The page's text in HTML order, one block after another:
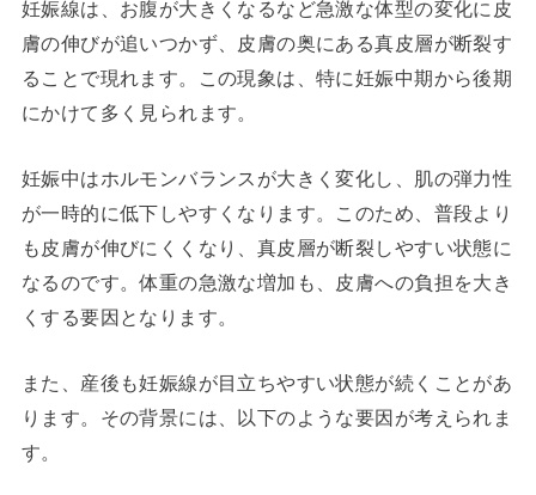
妊娠線は、お腹が大きくなるなど急激な体型の変化に皮
膚の伸びが追いつかず、皮膚の奥にある真皮層が断裂す
ることで現れます。この現象は、特に妊娠中期から後期
にかけて多く見られます。
妊娠中はホルモンバランスが大きく変化し、肌の弾力性
が一時的に低下しやすくなります。このため、普段より
も皮膚が伸びにくくなり、真皮層が断裂しやすい状態に
なるのです。体重の急激な増加も、皮膚への負担を大き
くする要因となります。
また、産後も妊娠線が目立ちやすい状態が続くことがあ
ります。その背景には、以下のような要因が考えられま
す。